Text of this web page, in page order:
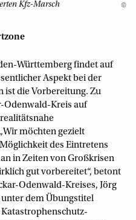
Kfz-Marsch ©
Württemberg findet auf
Aspekt bei der
ist die Vorbereitung. Zu
Odenwald-Kreis auf
möchten gezielt
des Eintretens
in Zeiten von Großkrisen
gut vorbereitet“, betont
Odenwald-Kreises, Jörg
dem Übungstitel